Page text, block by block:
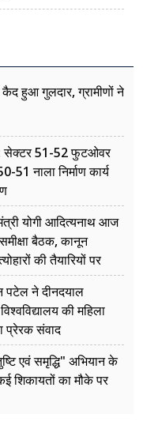
हुआ गुलदार, ग्रामीणों ने
सेक्टर 51-52 फुटओवर
नाला निर्माण कार्य
योगी आदित्यनाथ आज
बैठक, कानून
की तैयारियों पर
पटेल ने दीनदयाल
की महिला
प्रेरक संवाद
एवं समृद्धि" अभियान के
शिकायतों का मौके पर